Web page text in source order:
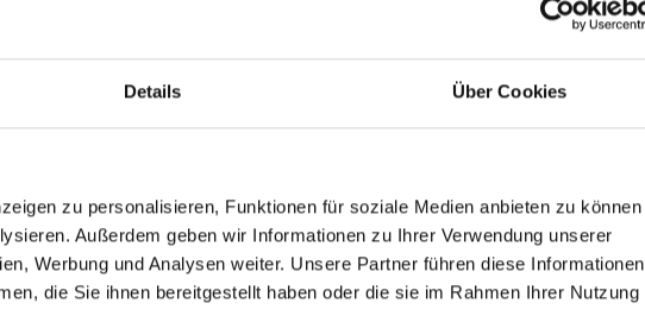
Details Über Cookies
zu personalisieren, Funktionen für soziale Medien anbieten zu können
Außerdem geben wir Informationen zu Ihrer Verwendung unserer
Werbung und Analysen weiter. Unsere Partner führen diese Informationen
die Sie ihnen bereitgestellt haben oder die sie im Rahmen Ihrer Nutzung
an Familienunternehmen gewonnen?
und finde den perfekten Job für Dich.